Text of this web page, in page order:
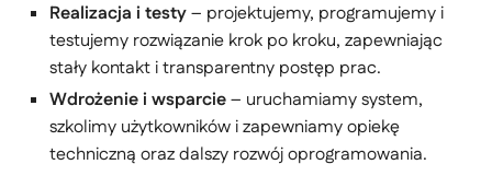
Realizacja i testy– projektujemy, programujemy i
testujemy rozwiązanie krok po kroku, zapewniając
stały kontakt i transparentny postęp prac.
Wdrożenie i wsparcie– uruchamiamy system,
szkolimy użytkowników i zapewniamy opiekę
techniczną oraz dalszy rozwój oprogramowania.